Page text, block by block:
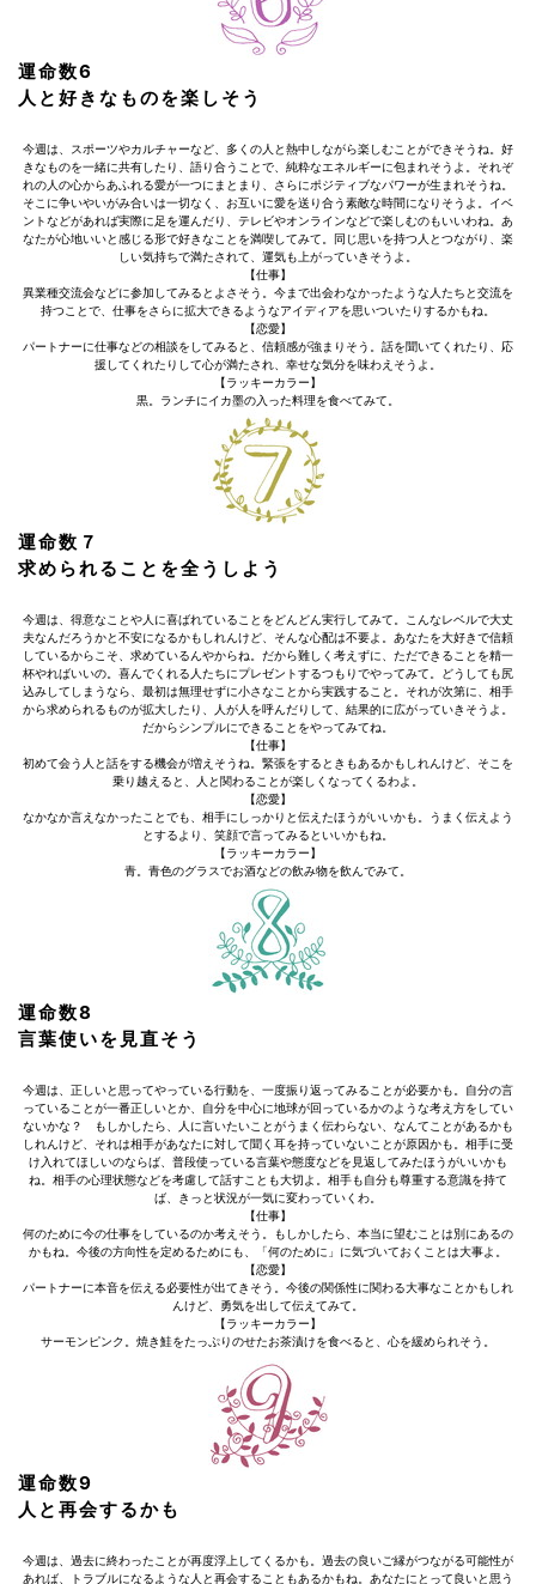
運命数6
人と好きなものを楽しそう
今週は、スポーツやカルチャーなど、多くの人と熱中しながら楽しむことができそうね。好
きなものを一緒に共有したり、語り合うことで、純粋なエネルギーに包まれそうよ。それぞ
れの人の心からあふれる愛が一つにまとまり、さらにポジティブなパワーが生まれそうね。
そこに争いやいがみ合いは一切なく、お互いに愛を送り合う素敵な時間になりそうよ。イベ
ントなどがあれば実際に足を運んだり、テレビやオンラインなどで楽しむのもいいわね。あ
なたが心地いいと感じる形で好きなことを満喫してみて。同じ思いを持つ人とつながり、楽
しい気持ちで満たされて、運気も上がっていきそうよ。
【仕事】
異業種交流会などに参加してみるとよさそう。今まで出会わなかったような人たちと交流を
持つことで、仕事をさらに拡大できるようなアイディアを思いついたりするかもね。
【恋愛】
パートナーに仕事などの相談をしてみると、信頼感が強まりそう。話を聞いてくれたり、応
援してくれたりして心が満たされ、幸せな気分を味わえそうよ。
【ラッキーカラー】
黒。ランチにイカ墨の入った料理を食べてみて。
運命数７
求められることを全うしよう
今週は、得意なことや人に喜ばれていることをどんどん実行してみて。こんなレベルで大丈
夫なんだろうかと不安になるかもしれんけど、そんな心配は不要よ。あなたを大好きで信頼
しているからこそ、求めているんやからね。だから難しく考えずに、ただできることを精一
杯やればいいの。喜んでくれる人たちにプレゼントするつもりでやってみて。どうしても尻
込みしてしまうなら、最初は無理せずに小さなことから実践すること。それが次第に、相手
から求められるものが拡大したり、人が人を呼んだりして、結果的に広がっていきそうよ。
だからシンプルにできることをやってみてね。
【仕事】
初めて会う人と話をする機会が増えそうね。緊張をするときもあるかもしれんけど、そこを
乗り越えると、人と関わることが楽しくなってくるわよ。
【恋愛】
なかなか言えなかったことでも、相手にしっかりと伝えたほうがいいかも。うまく伝えよう
とするより、笑顔で言ってみるといいかもね。
【ラッキーカラー】
青。青色のグラスでお酒などの飲み物を飲んでみて。
運命数8
言葉使いを見直そう
今週は、正しいと思ってやっている行動を、一度振り返ってみることが必要かも。自分の言
っていることが一番正しいとか、自分を中心に地球が回っているかのような考え方をしてい
ないかな？ もしかしたら、人に言いたいことがうまく伝わらない、なんてことがあるかも
しれんけど、それは相手があなたに対して聞く耳を持っていないことが原因かも。相手に受
け入れてほしいのならば、普段使っている言葉や態度などを見返してみたほうがいいかも
ね。相手の心理状態などを考慮して話すことも大切よ。相手も自分も尊重する意識を持て
ば、きっと状況が一気に変わっていくわ。
【仕事】
何のために今の仕事をしているのか考えそう。もしかしたら、本当に望むことは別にあるの
かもね。今後の方向性を定めるためにも、「何のために」に気づいておくことは大事よ。
【恋愛】
パートナーに本音を伝える必要性が出てきそう。今後の関係性に関わる大事なことかもしれ
んけど、勇気を出して伝えてみて。
【ラッキーカラー】
サーモンピンク。焼き鮭をたっぷりのせたお茶漬けを食べると、心を緩められそう。
運命数9
人と再会するかも
今週は、過去に終わったことが再度浮上してくるかも。過去の良いご縁がつながる可能性が
あれば、トラブルになるような人と再会することもあるかもね。あなたにとって良いと思う